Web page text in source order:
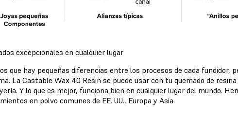
excepcionales en cualquier lugar
que hay pequeñas diferencias entre los procesos de cada fundidor,
La Castable Wax 40 Resin se puede usar con tu quemado de
Y lo que es mejor, funciona bien en cualquier lugar del mundo.
en polvo comunes de EE. UU., Europa y Asia.